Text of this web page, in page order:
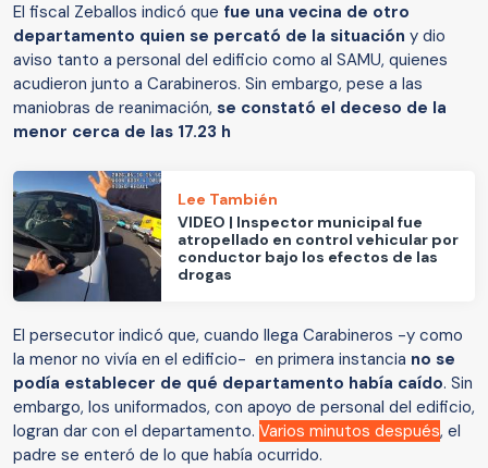
El fiscal Zeballos indicó que fue una vecina de otro
departamento quien se percató de la situación y dio
aviso tanto a personal del edificio como al SAMU, quienes
acudieron junto a Carabineros. Sin embargo, pese a las
maniobras de reanimación, se constató el deceso de la
menor cerca de las 17.23 h
Lee También
VIDEO | Inspector municipal fue
atropellado en control vehicular por
conductor bajo los efectos de las
drogas
El persecutor indicó que, cuando llega Carabineros -y como
la menor no vivía en el edificio- en primera instancia no se
podía establecer de qué departamento había caído. Sin
embargo, los uniformados, con apoyo de personal del edificio,
logran dar con el departamento. Varios minutos después, el
padre se enteró de lo que había ocurrido.